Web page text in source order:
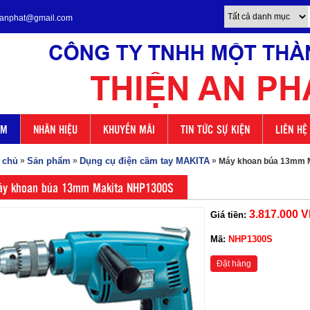
NHÃN HIỆU KHUYẾN MÃI TIN TỨC SỰ KIỆN LIÊN HỆ
chủ » Sản phẩm » Dụng cụ điện cầm tay MAKITA » Máy khoan búa 13mm
khoan búa 13mm Makita NHP1300S
Giá tiền: 3.817.000
Mã: NHP1300S
Đặt hàng